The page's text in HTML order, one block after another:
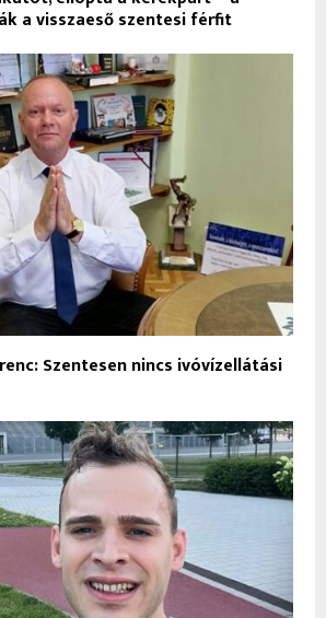
a visszaeső szentesi férfit
Szentesen nincs ivóvízellátási